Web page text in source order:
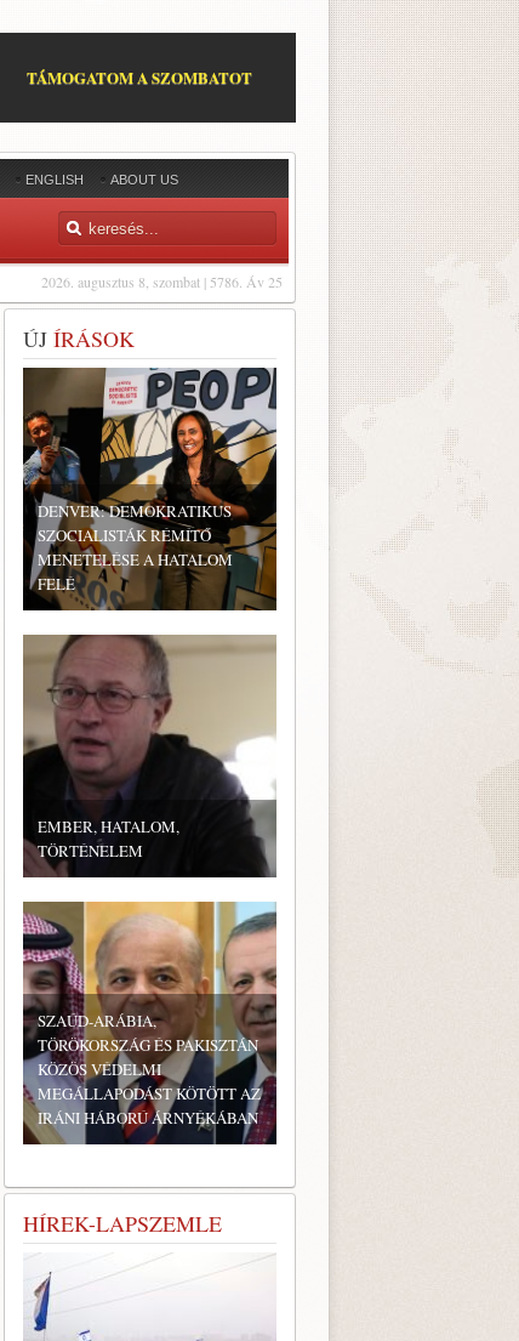
TÁMOGATOM A SZOMBATOT
ENGLISH ABOUT US
2026. augusztus 8, szombat | 5786. Áv 25
ÚJ ÍRÁSOK
DENVER: DEMOKRATIKUS
SZOCIALISTÁK RÉMÍTŐ
MENETELÉSE A HATALOM
FELÉ
EMBER, HATALOM,
TÖRTÉNELEM
SZAÚD-ARÁBIA,
TÖRÖKORSZÁG ÉS PAKISZTÁN
KÖZÖS VÉDELMI
MEGÁLLAPODÁST KÖTÖTT AZ
IRÁNI HÁBORÚ ÁRNYÉKÁBAN
HÍREK-LAPSZEMLE